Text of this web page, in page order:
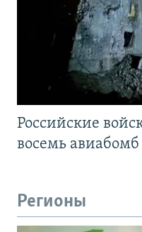
Российские
восемь авиабомб
Регионы